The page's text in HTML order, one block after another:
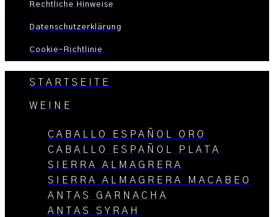
Rechtliche Hinweise
Datenschutzerklärung
Cookie-Richtlinie
STARTSEITE
WEINE
CABALLO ESPAÑOL ORO
CABALLO ESPAÑOL PLATA
SIERRA ALMAGRERA
SIERRA ALMAGRERA MACABEO
ANTAS GARNACHA
ANTAS SYRAH